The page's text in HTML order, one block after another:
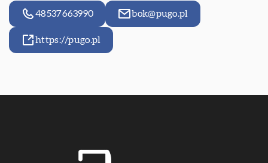
48537663990 bok@pugo.pl
https://pugo.pl